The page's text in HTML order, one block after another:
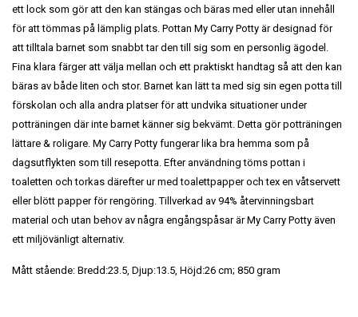
ett lock som gör att den kan stängas och bäras med eller utan innehåll
för att tömmas på lämplig plats. Pottan My Carry Potty är designad för
att tilltala barnet som snabbt tar den till sig som en personlig ägodel.
Fina klara färger att välja mellan och ett praktiskt handtag så att den kan
bäras av både liten och stor. Barnet kan lätt ta med sig sin egen potta till
förskolan och alla andra platser för att undvika situationer under
potträningen där inte barnet känner sig bekvämt. Detta gör potträningen
lättare & roligare. My Carry Potty fungerar lika bra hemma som på
dagsutflykten som till resepotta. Efter användning töms pottan i
toaletten och torkas därefter ur med toalettpapper och tex en våtservett
eller blött papper för rengöring. Tillverkad av 94% återvinningsbart
material och utan behov av några engångspåsar är My Carry Potty även
ett miljövänligt alternativ.
Mått stående: Bredd:23.5, Djup:13.5, Höjd:26 cm; 850 gram